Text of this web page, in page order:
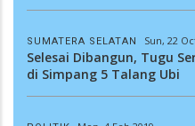
SUMATERA SELATAN Sun, 22
Selesai Dibangun, Tugu
di Simpang 5 Talang Ubi